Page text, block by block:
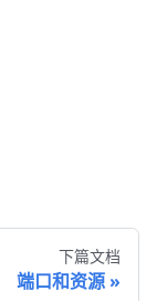
下篇文档
端口和资源